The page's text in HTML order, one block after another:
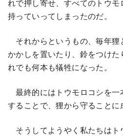
れで押し寄せ、すべてのトウ
持っていってしまったのだ。
それからというもの、毎年狸
かかしを置いたり、鈴をつけ
れでも何本も犠牲になった。
最終的にはトウモロコシを一
することで、狸から守ることに
そうしてようやく私たちはト